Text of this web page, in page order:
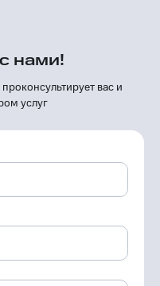
нами!
вас и
услуг